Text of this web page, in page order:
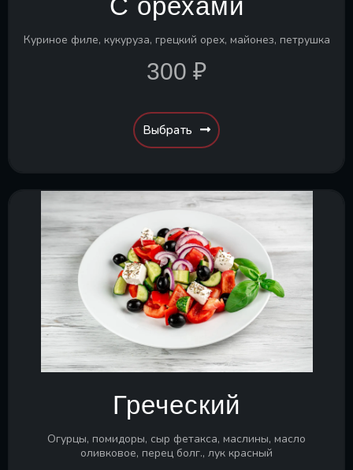
С орехами
Куриное филе, кукуруза, грецкий орех, майонез, петрушка
300 ₽
Выбрать
Греческий
Огурцы, помидоры, сыр фетакса, маслины, масло
оливковое, перец болг., лук красный